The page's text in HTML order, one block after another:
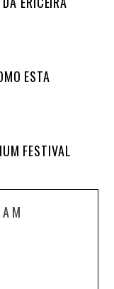
ESTA
FESTIVAL